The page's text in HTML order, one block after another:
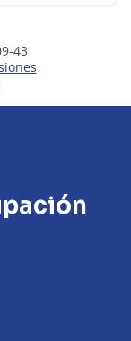
43